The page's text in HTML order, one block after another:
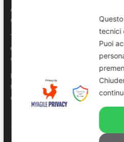
ANVU TG | Edizione del 06.08.2026
6 Agosto 2026
Terrasini 2026: aperte le pre-
delle Polizie Locali Siciliane
6 Agosto 2026
Pescara, comandante della Polizia
turista colto da malore in mare
6 Agosto 2026
tecnici
Puoi